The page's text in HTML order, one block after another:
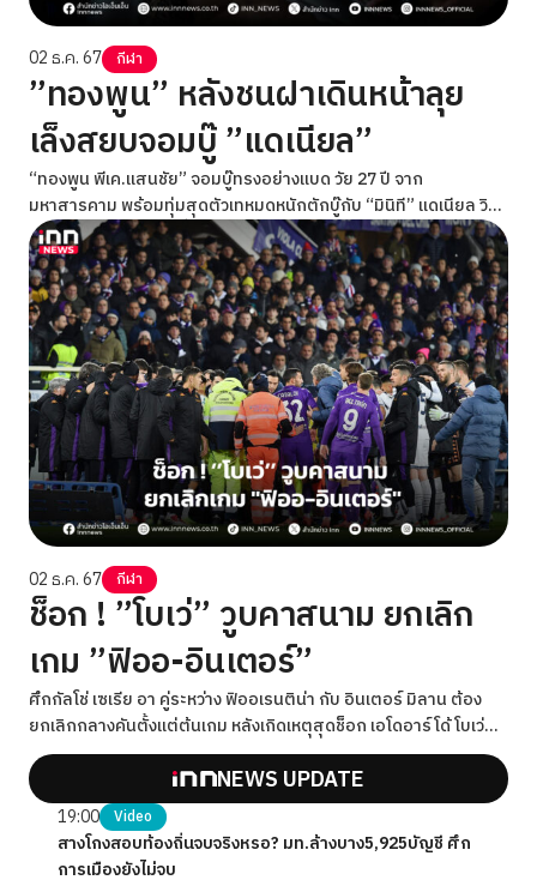
02 ธ.ค. 67 กีฬา
”ทองพูน” หลังชนฝาเดินหน้าลุย
เล็งสยบจอมบู๊ ”แดเนียล”
“ทองพูน พีเค.แสนชัย” จอมบู๊ทรงอย่างแบด วัย 27 ปี จาก
มหาสารคาม พร้อมทุ่มสุดตัวเทหมดหนักตักบู๊กับ “มินิที” แดเนียล วิล
เลียมส์ นักสู้หนุ่มลูกครึ่งไทย-ออสซี วัย 31 ปี เพื่อกลับสู่เส้นทาง
ชัยชนะอีกครั้งให้ได้ โดยทั้งคู่จะสู้กันภายใต้กติกามวยไทย รุ่นสต
รอว์เวต (115-125 ป.) ในศึก ONE Fight Night 26: คริสเตียน vs อา
ลิเบก ที่จะถ่ายทอดสดจากสนามมวยเวทีลุมพินี (รามอินทรา) ในช่วง
ไพรม์ไทม์อเมริกา ซึ่งตรงกับช่วงเช้าเวลา 08.00 น. ในวันเสาร์ที่ 7
ธ.ค.นี้
02 ธ.ค. 67 กีฬา
ช็อก ! ”โบเว่” วูบคาสนาม ยกเลิก
เกม ”ฟิออ-อินเตอร์”
ศึกกัลโช่ เซเรีย อา คู่ระหว่าง ฟิออเรนติน่า กับ อินเตอร์ มิลาน ต้อง
ยกเลิกกลางคันตั้งแต่ต้นเกม หลังเกิดเหตุสุดช็อก เอโดอาร์โด้ โบเว่
ของเจ้าถิ่นวูบคาสนาม
NEWS UPDATE
19:00 Video
สางโกงสอบท้องถิ่นจบจริงหรอ? มท.ล้างบาง5,925บัญชี ศึก
การเมืองยังไม่จบ